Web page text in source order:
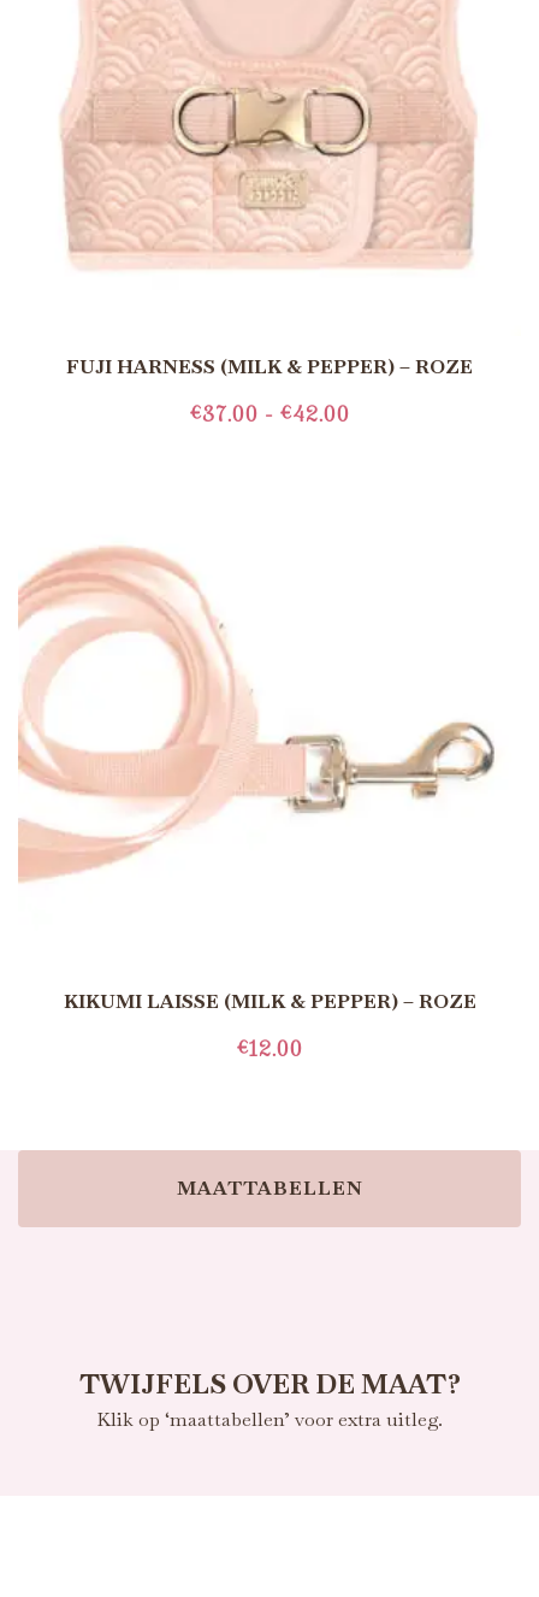
FUJI HARNESS (MILK & PEPPER) – ROZE
€37.00 - €42.00
KIKUMI LAISSE (MILK & PEPPER) – ROZE
€12.00
MAATTABELLEN
TWIJFELS OVER DE MAAT?
Klik op ‘maattabellen’ voor extra uitleg.